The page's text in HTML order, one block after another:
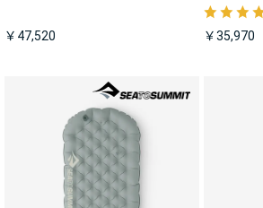
￥47,520 ￥35,970